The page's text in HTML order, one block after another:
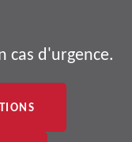
cas d'urgence.